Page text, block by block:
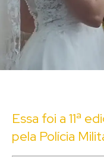
Essa foi a 11ª
pela Polícia